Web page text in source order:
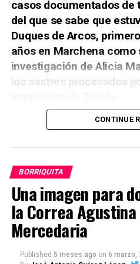
casos documentados de
del que se sabe que
Duques de Arcos,
años en Marchena como
investigación de Alicia
los sastres procesados
Siendo hija de esclava,
intersexual- habiéndose
haciéndose pasar por
mejores oficios, -como
cirujano- nada tiene de
Inqusición procesara a
lesbianismo, sodomía,
herejía, por lo que fue
latigazos y luego fue
hospital.
CONTINUE
BORRIQUITA
Una imagen para
la Correa
Mercedaria
Published 5 meses ago on 6 marzo,